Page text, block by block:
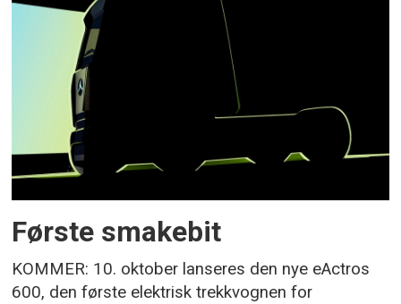
Første smakebit
KOMMER: 10. oktober lanseres den nye eActros
600, den første elektrisk trekkvognen for